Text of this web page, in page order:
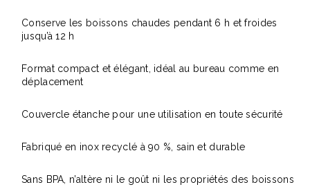
Conserve les boissons chaudes pendant 6 h et froides
jusqu’à 12 h
Format compact et élégant, idéal au bureau comme en
déplacement
Couvercle étanche pour une utilisation en toute sécurité
Fabriqué en inox recyclé à 90 %, sain et durable
Sans BPA, n’altère ni le goût ni les propriétés des boissons